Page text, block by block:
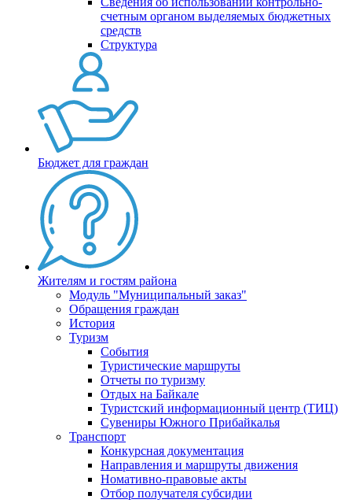
счетным органом выделяемых бюджетных
средств
Структура
Бюджет для граждан
Жителям и гостям района
Модуль "Муниципальный заказ"
Обращения граждан
История
Туризм
События
Туристические маршруты
Отчеты по туризму
Отдых на Байкале
Туристский информационный центр (ТИЦ)
Сувениры Южного Прибайкалья
Транспорт
Конкурсная документация
Направления и маршруты движения
Номативно-правовые акты
Отбор получателя субсидии